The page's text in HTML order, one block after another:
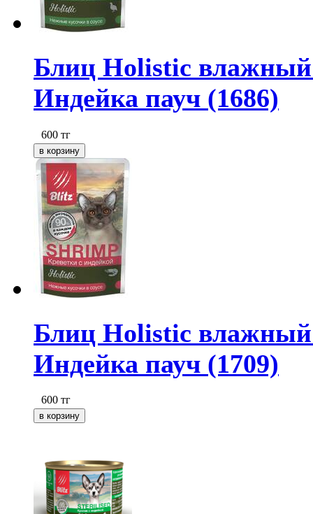
Блиц Holistic влажный
Индейка пауч (1686)
600 тг
Блиц Holistic влажный
Индейка пауч (1709)
600 тг